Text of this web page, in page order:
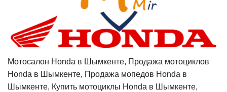
Мотосалон Honda в Шымкенте, Продажа мотоциклов
Honda в Шымкенте, Продажа мопедов Honda в
Шымкенте, Купить мотоциклы Honda в Шымкенте,